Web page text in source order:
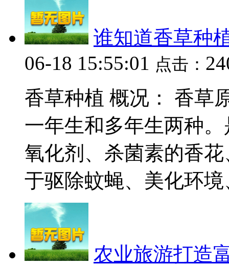
谁知道香草种
06-18 15:55:01 点击：
香草种植 概况： 香草
一年生和多年生两种
氧化剂、杀菌素的香
于驱除蚊蝇、美化环境
农业旅游打造